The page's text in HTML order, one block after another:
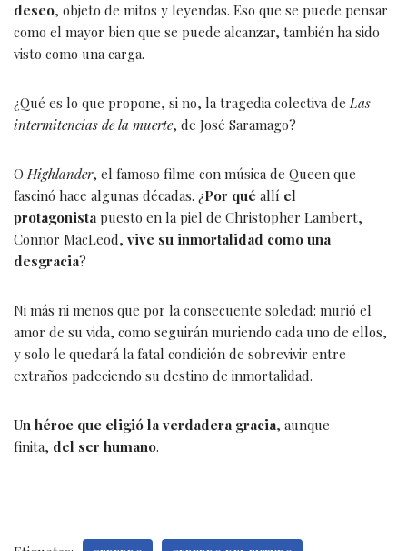
deseo, objeto de mitos y leyendas. Eso que se puede pensar
como el mayor bien que se puede alcanzar, también ha sido
visto como una carga.
¿Qué es lo que propone, si no, la tragedia colectiva deLas
intermitencias de la muerte, de José Saramago?
OHighlander, el famoso filme con música de Queen que
fascinó hace algunas décadas. ¿Por qué allí el
protagonista puesto en la piel de Christopher Lambert,
Connor MacLeod, vive su inmortalidad como una
desgracia?
Ni más ni menos que por la consecuente soledad: murió el
amor de su vida, como seguirán muriendo cada uno de ellos,
y solo le quedará la fatal condición de sobrevivir entre
extraños padeciendo su destino de inmortalidad.
Un héroe que eligió la verdadera gracia, aunque
finita, del ser humano.